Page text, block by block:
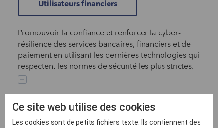
Utilisateurs financiers
Promouvoir la confiance et renforcer la cyber-
résilience des services bancaires, financiers et de
paiement en utilisant les dernières technologies qui
respectent les normes de sécurité les plus strictes.
Ce site web utilise des cookies
Les cookies sont de petits fichiers texte. Ils contiennent des